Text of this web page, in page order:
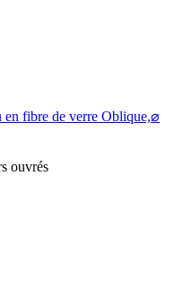
en fibre de verre Oblique,⌀
ouvrés